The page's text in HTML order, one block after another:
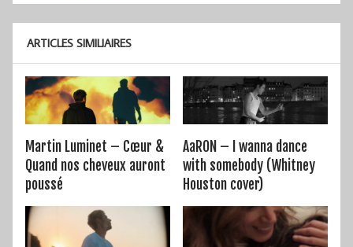
l’article
ARTICLES SIMILIAIRES
Martin Luminet – Cœur &
Quand nos cheveux auront
poussé
AaRON – I wanna dance
with somebody (Whitney
Houston cover)